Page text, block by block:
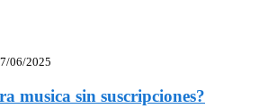
06/2025
musica sin suscripciones?